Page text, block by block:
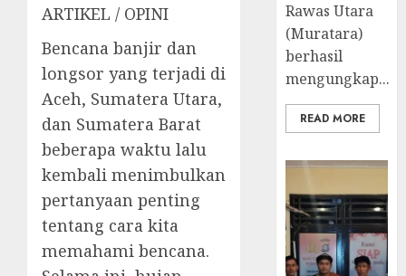
ARTIKEL / OPINI
Bencana banjir dan
longsor yang terjadi di
Aceh, Sumatera Utara,
dan Sumatera Barat
beberapa waktu lalu
kembali menimbulkan
pertanyaan penting
tentang cara kita
memahami bencana.
Rawas Utara
(Muratara)
berhasil
mengungkap...
READ MORE